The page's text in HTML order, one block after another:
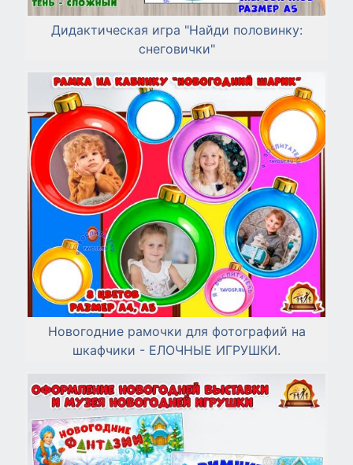
Дидактическая игра "Найди половинку:
снеговички"
Новогодние рамочки для фотографий на
шкафчики - ЕЛОЧНЫЕ ИГРУШКИ.